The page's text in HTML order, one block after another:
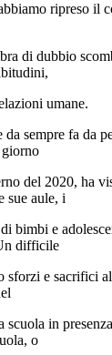
ripreso il
di dubbio
umane.
sempre fa da
del 2020, ha
sue aule, i
bimbi e
difficile
sforzi e sacrifici
scuola in
o